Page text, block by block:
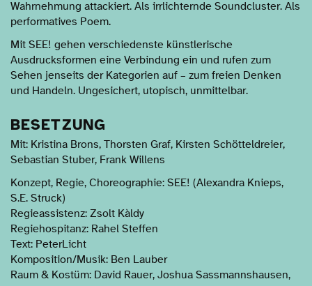
Wahrnehmung attackiert. Als irrlichternde Soundcluster. Als
performatives Poem.
Mit SEE! gehen verschiedenste künstlerische
Ausdrucksformen eine Verbindung ein und rufen zum
Sehen jenseits der Kategorien auf – zum freien Denken
und Handeln. Ungesichert, utopisch, unmittelbar.
BESETZUNG
Mit: Kristina Brons, Thorsten Graf, Kirsten Schötteldreier,
Sebastian Stuber, Frank Willens
Konzept, Regie, Choreographie: SEE! (Alexandra Knieps,
S.E. Struck)
Regieassistenz: Zsolt Kàldy
Regiehospitanz: Rahel Steffen
Text: PeterLicht
Komposition/Musik: Ben Lauber
Raum & Kostüm: David Rauer, Joshua Sassmannshausen,